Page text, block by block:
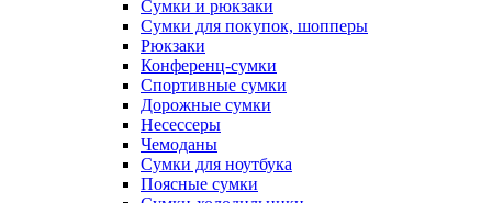
Сумки и рюкзаки
Сумки для покупок, шопперы
Рюкзаки
Конференц-сумки
Спортивные сумки
Дорожные сумки
Несессеры
Чемоданы
Сумки для ноутбука
Поясные сумки